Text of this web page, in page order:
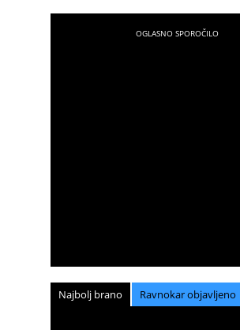
Najbolj brano Ravnokar objavljeno